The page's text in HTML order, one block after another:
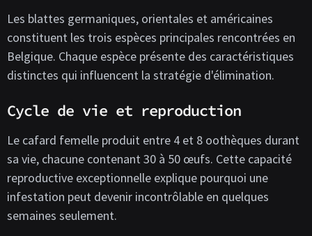
Les blattes germaniques, orientales et américaines
constituent les trois espèces principales rencontrées en
Belgique. Chaque espèce présente des caractéristiques
distinctes qui influencent la stratégie d'élimination.
Cycle de vie et reproduction
Le cafard femelle produit entre 4 et 8 oothèques durant
sa vie, chacune contenant 30 à 50 œufs. Cette capacité
reproductive exceptionnelle explique pourquoi une
infestation peut devenir incontrôlable en quelques
semaines seulement.